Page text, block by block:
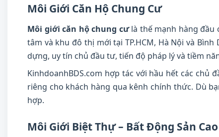
Môi Giới Căn Hộ Chung Cư
Môi giới căn hộ chung cưlà thế mạnh hàng đầu
tâm và khu đô thị mới tại TP.HCM, Hà Nội và
dựng, uy tín chủ đầu tư, tiến độ pháp lý và tiềm
KinhdoanhBDS.com hợp tác với hầu hết các
riêng cho khách hàng qua kênh chính thức. Dù
hợp.
Môi Giới Biệt Thự – Bất Động Sản